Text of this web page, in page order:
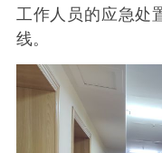
工作人员的应急处
线。